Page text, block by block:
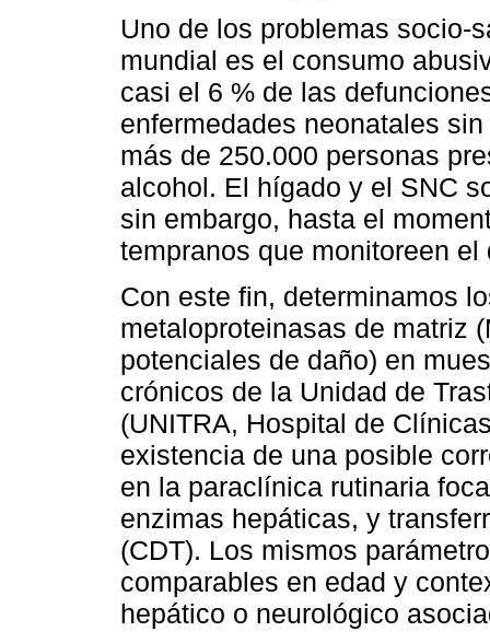
Uno de los problemas socio-
mundial es el consumo
casi el 6 % de las
enfermedades neonatales
más de 250.000 personas
alcohol. El hígado y el SNC
sin embargo, hasta el
tempranos que monitoreen
Con este fin, determinamos
metaloproteinasas de matriz
potenciales de daño) en
crónicos de la Unidad de
(UNITRA, Hospital de
existencia de una posible
en la paraclínica rutinaria
enzimas hepáticas, y
(CDT). Los mismos
comparables en edad y
hepático o neurológico